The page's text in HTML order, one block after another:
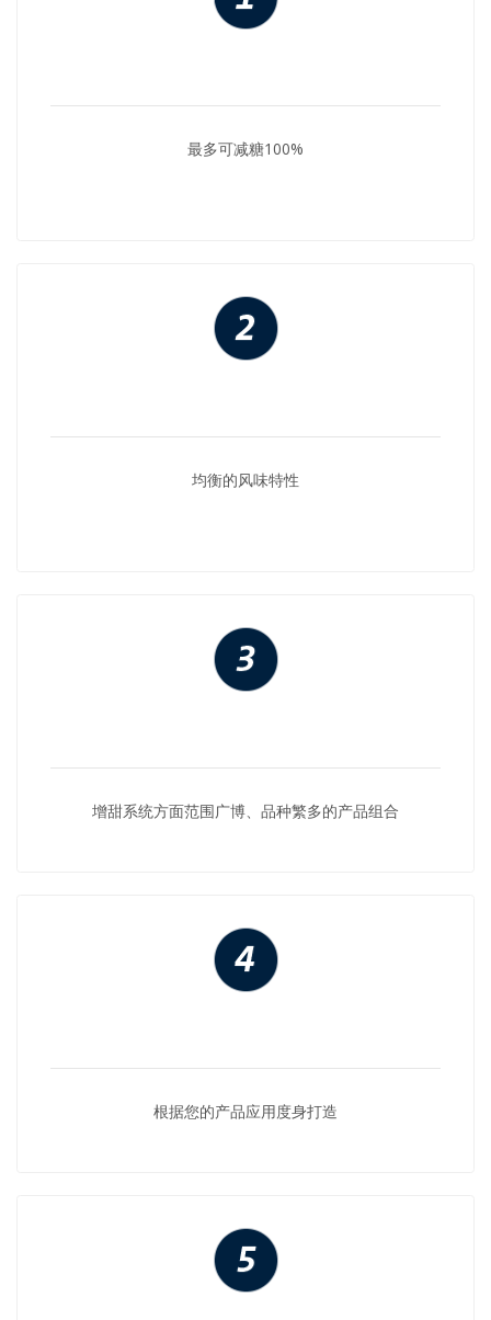
最多可减糖100%
均衡的风味特性
增甜系统方面范围广博、品种繁多的产品组合
根据您的产品应用度身打造